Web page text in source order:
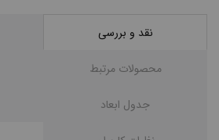
نقد و بررسی
محصولات مرتبط
جدول ابعاد